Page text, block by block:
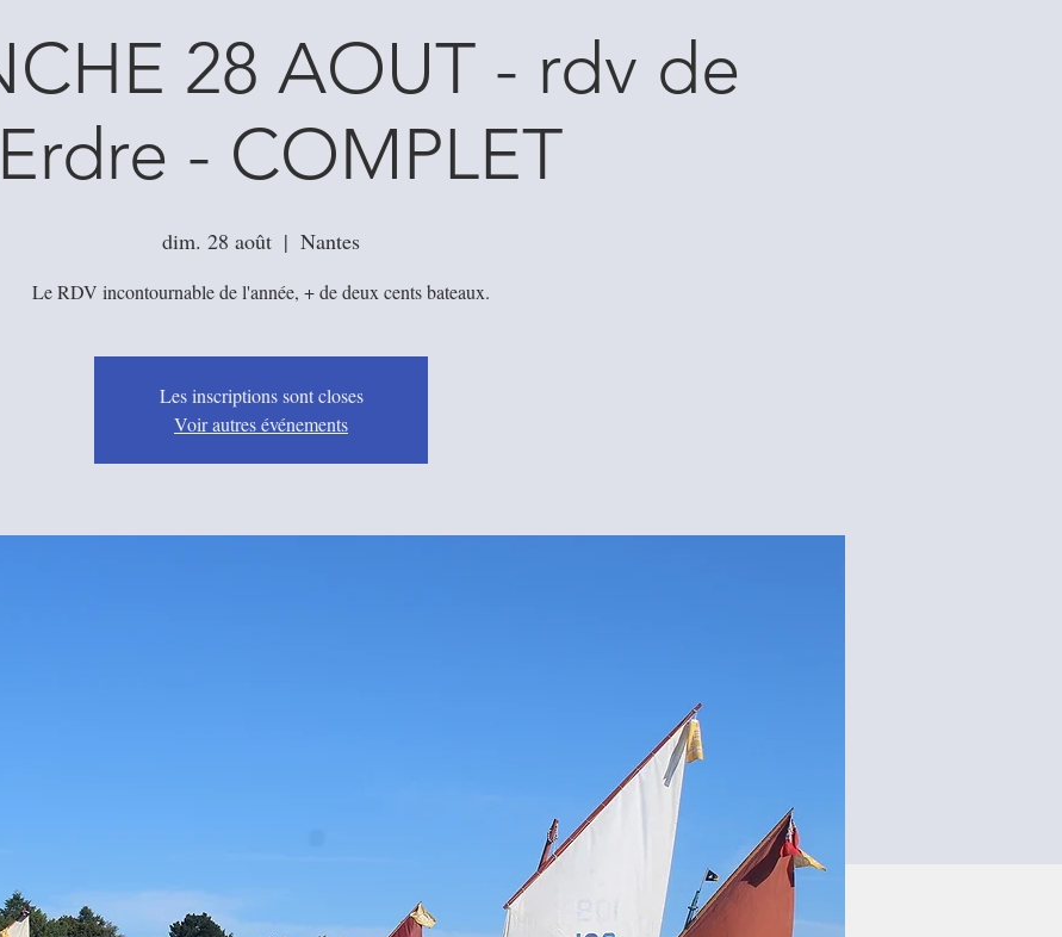
28 AOUT - rdv de
- COMPLET
dim. 28 août
  |
Nantes
Les inscriptions sont closes
Voir autres événements